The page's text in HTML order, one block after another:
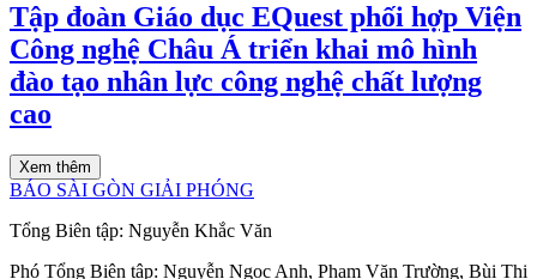
Tập đoàn Giáo dục EQuest phối hợp Viện
Công nghệ Châu Á triển khai mô hình
đào tạo nhân lực công nghệ chất lượng
cao
Xem thêm
BÁO SÀI GÒN GIẢI PHÓNG
Tổng Biên tập: Nguyễn Khắc Văn
Phó Tổng Biên tập: Nguyễn Ngọc Anh, Phạm Văn Trường, Bùi Thị